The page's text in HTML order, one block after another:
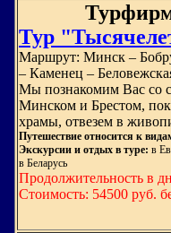
Тур
Маршрут: Минск –
– Каменец –
Мы познакомим Вас со
Минском и Брестом,
храмы, отвезем в
Путешествие относится к
Экскурсии и отдых в туре: в
в Беларусь
Продолжительность в
Стоимость: 54500 руб.